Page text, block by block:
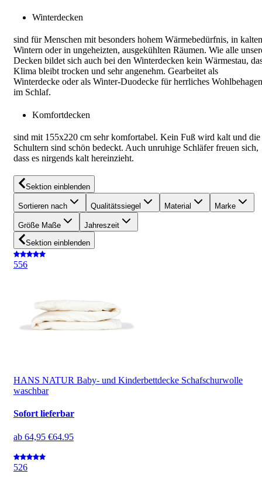
Winterdecken
sind für Menschen mit besonders hohem Wärmebedürfnis, in kalten
Wintern oder in ungeheizten, ausgekühlten Räumen. Wie alle
Decken bildet sich auch bei den Winterdecken kein Wärmestau,
Klima bleibt trocken und sehr angenehm. Gearbeitet als
Winterdecke oder als Winter-Duodecke für herrliches Wohlbehagen
im Schlaf.
Komfortdecken
sind mit 155x220 cm sehr komfortabel. Kein Fuß wird kalt und die
Schultern sind schön bedeckt. Auch unruhige Schläfer freuen sich,
dass es nirgends kalt hereinzieht.
Sektion einblenden
Sortieren nach Qualitätssiegel Material Marke
Größe Maße
Jahreszeit
Sektion einblenden
556
HANS NATUR Baby- und Kinderbettdecke Schafschurwolle
waschbar
Sofort lieferbar
ab 64,95 €64.95
526